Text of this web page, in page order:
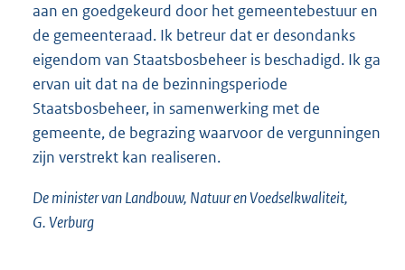
aan en goedgekeurd door het gemeentebestuur en
de gemeenteraad. Ik betreur dat er desondanks
eigendom van Staatsbosbeheer is beschadigd. Ik ga
ervan uit dat na de bezinningsperiode
Staatsbosbeheer, in samenwerking met de
gemeente, de begrazing waarvoor de vergunningen
zijn verstrekt kan realiseren.
De minister van Landbouw, Natuur en Voedselkwaliteit,
G. Verburg